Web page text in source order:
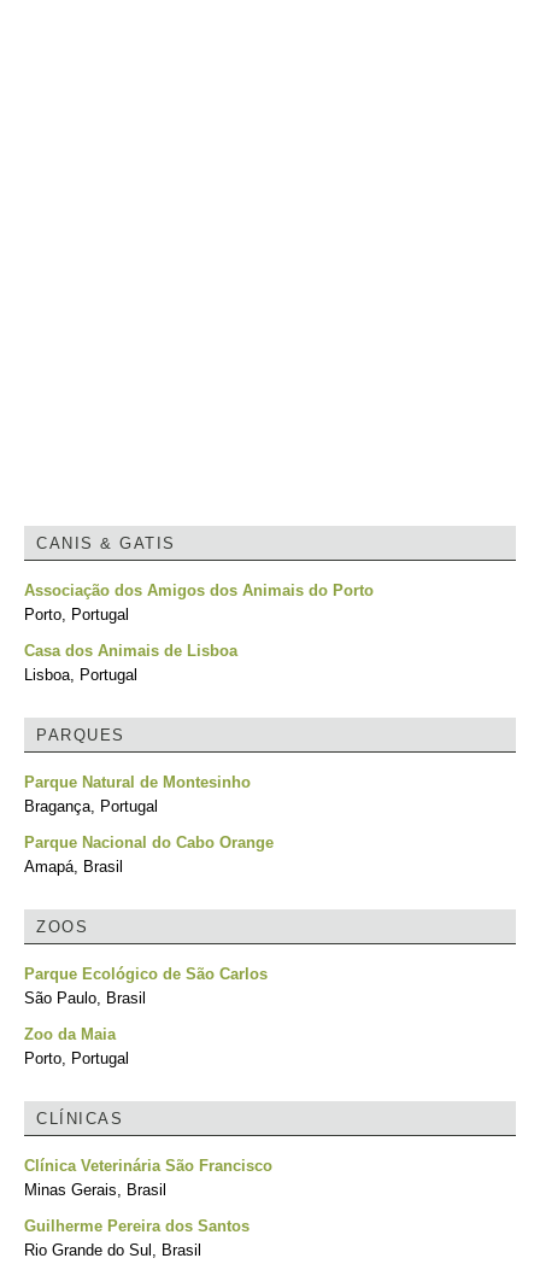
CANIS & GATIS
Associação dos Amigos dos Animais do Porto
Porto, Portugal
Casa dos Animais de Lisboa
Lisboa, Portugal
PARQUES
Parque Natural de Montesinho
Bragança, Portugal
Parque Nacional do Cabo Orange
Amapá, Brasil
ZOOS
Parque Ecológico de São Carlos
São Paulo, Brasil
Zoo da Maia
Porto, Portugal
CLÍNICAS
Clínica Veterinária São Francisco
Minas Gerais, Brasil
Guilherme Pereira dos Santos
Rio Grande do Sul, Brasil